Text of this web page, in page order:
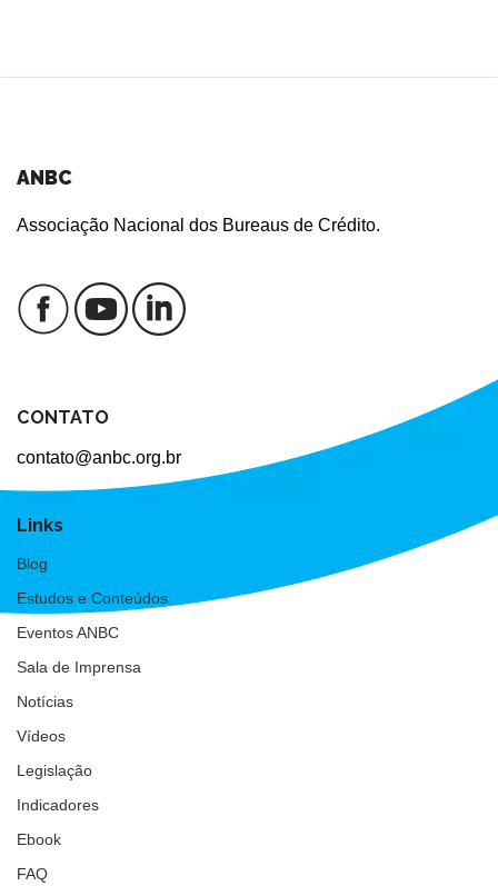
ANBC
Associação Nacional dos Bureaus de Crédito.
CONTATO
contato@anbc.org.br
Links
Blog
Estudos e Conteúdos
Eventos ANBC
Sala de Imprensa
Notícias
Vídeos
Legislação
Indicadores
Ebook
FAQ